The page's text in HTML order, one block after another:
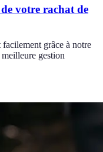
votre rachat de
grâce à notre
gestion